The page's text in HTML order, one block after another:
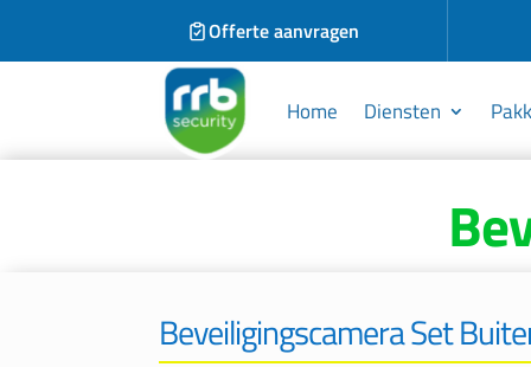
Offerte aanvragen
Home Diensten
Beveiligingscamera Set